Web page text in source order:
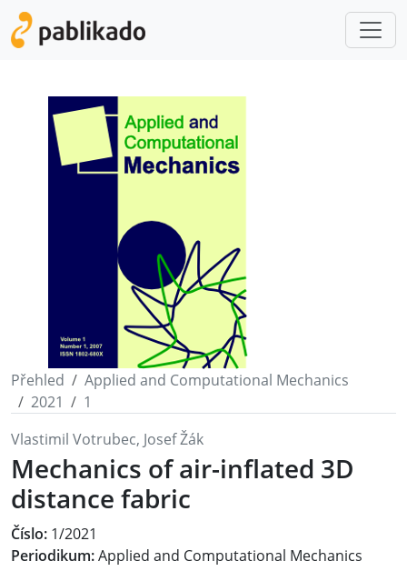
Přehled
Applied and Computational Mechanics
2021
1
Vlastimil Votrubec, Josef Žák
Mechanics of air-inflated 3D
distance fabric
Číslo: 1/2021
Periodikum:Applied and Computational Mechanics